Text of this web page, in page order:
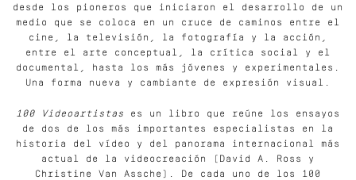
desde los pioneros que iniciaron el desarrollo de un
medio que se coloca en un cruce de caminos entre el
cine, la televisión, la fotografía y la acción,
entre el arte conceptual, la crítica social y el
documental, hasta los más jóvenes y experimentales.
Una forma nueva y cambiante de expresión visual.
100 Videoartistas es un libro que reúne los ensayos
de dos de los más importantes especialistas en la
historia del vídeo y del panorama internacional más
actual de la videocreación (David A. Ross y
Christine Van Assche). De cada uno de los 100